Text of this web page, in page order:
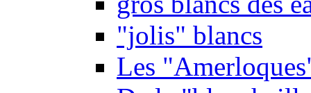
"jolis" blancs
Les